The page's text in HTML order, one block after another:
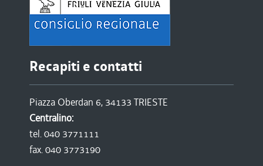
Recapiti e contatti
Piazza Oberdan 6, 34133 TRIESTE
Centralino:
tel. 040 3771111
fax. 040 3773190